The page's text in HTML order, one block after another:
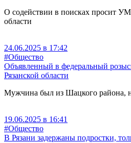
О содействии в поисках просит
области
24.06.2025 в 17:42
#Общество
Объявленный в федеральный
Рязанской области
Мужчина был из Шацкого района,
19.06.2025 в 16:41
#Общество
В Рязани задержаны подростки,